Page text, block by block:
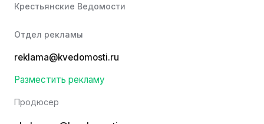
Крестьянские Ведомости
Отдел рекламы
reklama@kvedomosti.ru
Разместить рекламу
Продюсер